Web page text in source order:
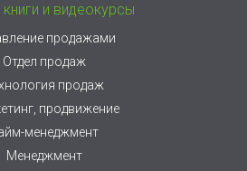
книги и видеокурсы
продажами
Отдел продаж
продаж
продвижение
менеджмент
Менеджмент